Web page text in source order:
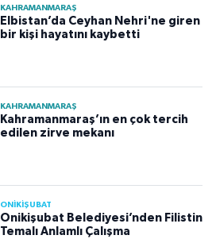
KAHRAMANMARAŞ
Elbistan’da Ceyhan Nehri'ne giren
bir kişi hayatını kaybetti
KAHRAMANMARAŞ
Kahramanmaraş’ın en çok tercih
edilen zirve mekanı
ONİKİŞUBAT
Onikişubat Belediyesi’nden Filistin
Temalı Anlamlı Çalışma